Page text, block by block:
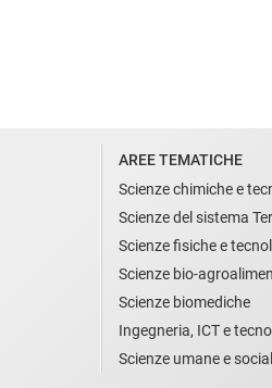
AREE TEMATICHE
Scienze chimiche e
Scienze del sistema
Scienze fisiche e
Scienze bio-
Scienze biomediche
Ingegneria, ICT e
Scienze umane e